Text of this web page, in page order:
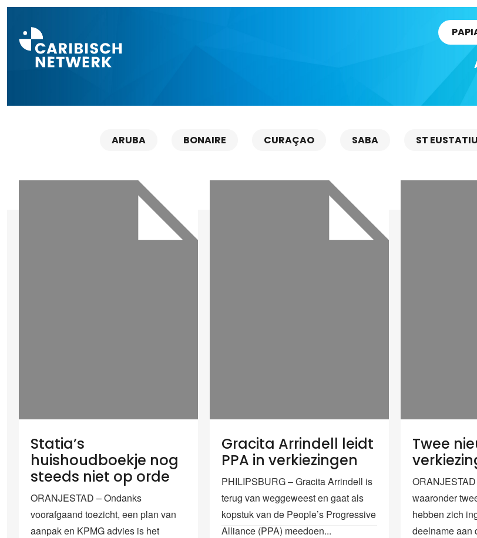
ARUBA BONAIRE CURAÇAO SABA ST
Statia’s
huishoudboekje nog
steeds niet op orde
ORANJESTAD – Ondanks
voorafgaand toezicht, een plan van
aanpak en KPMG advies is het
Gracita Arrindell leidt
PPA in verkiezingen
PHILIPSBURG – Gracita Arrindell is
terug van weggeweest en gaat als
kopstuk van de People’s Progressive
Alliance (PPA) meedoen...
Twee
waaronder
hebben zich
deelname aan